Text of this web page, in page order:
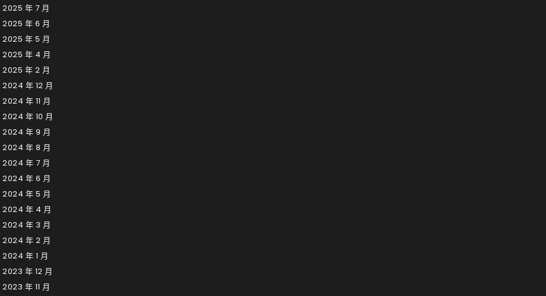
2025 年 7 月
2025 年 6 月
2025 年 5 月
2025 年 4 月
2025 年 2 月
2024 年 12 月
2024 年 11 月
2024 年 10 月
2024 年 9 月
2024 年 8 月
2024 年 7 月
2024 年 6 月
2024 年 5 月
2024 年 4 月
2024 年 3 月
2024 年 2 月
2024 年 1 月
2023 年 12 月
2023 年 11 月